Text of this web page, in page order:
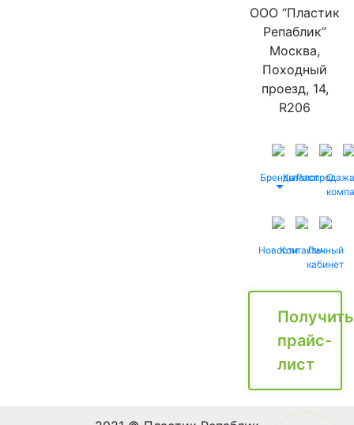
ООО “Пластик
Репаблик”
Москва,
Походный
проезд, 14,
R206
БрендыКаталог
Распродажа
О
НовостиКонтактыЛичный
кабинет
Получить
прайс-
лист